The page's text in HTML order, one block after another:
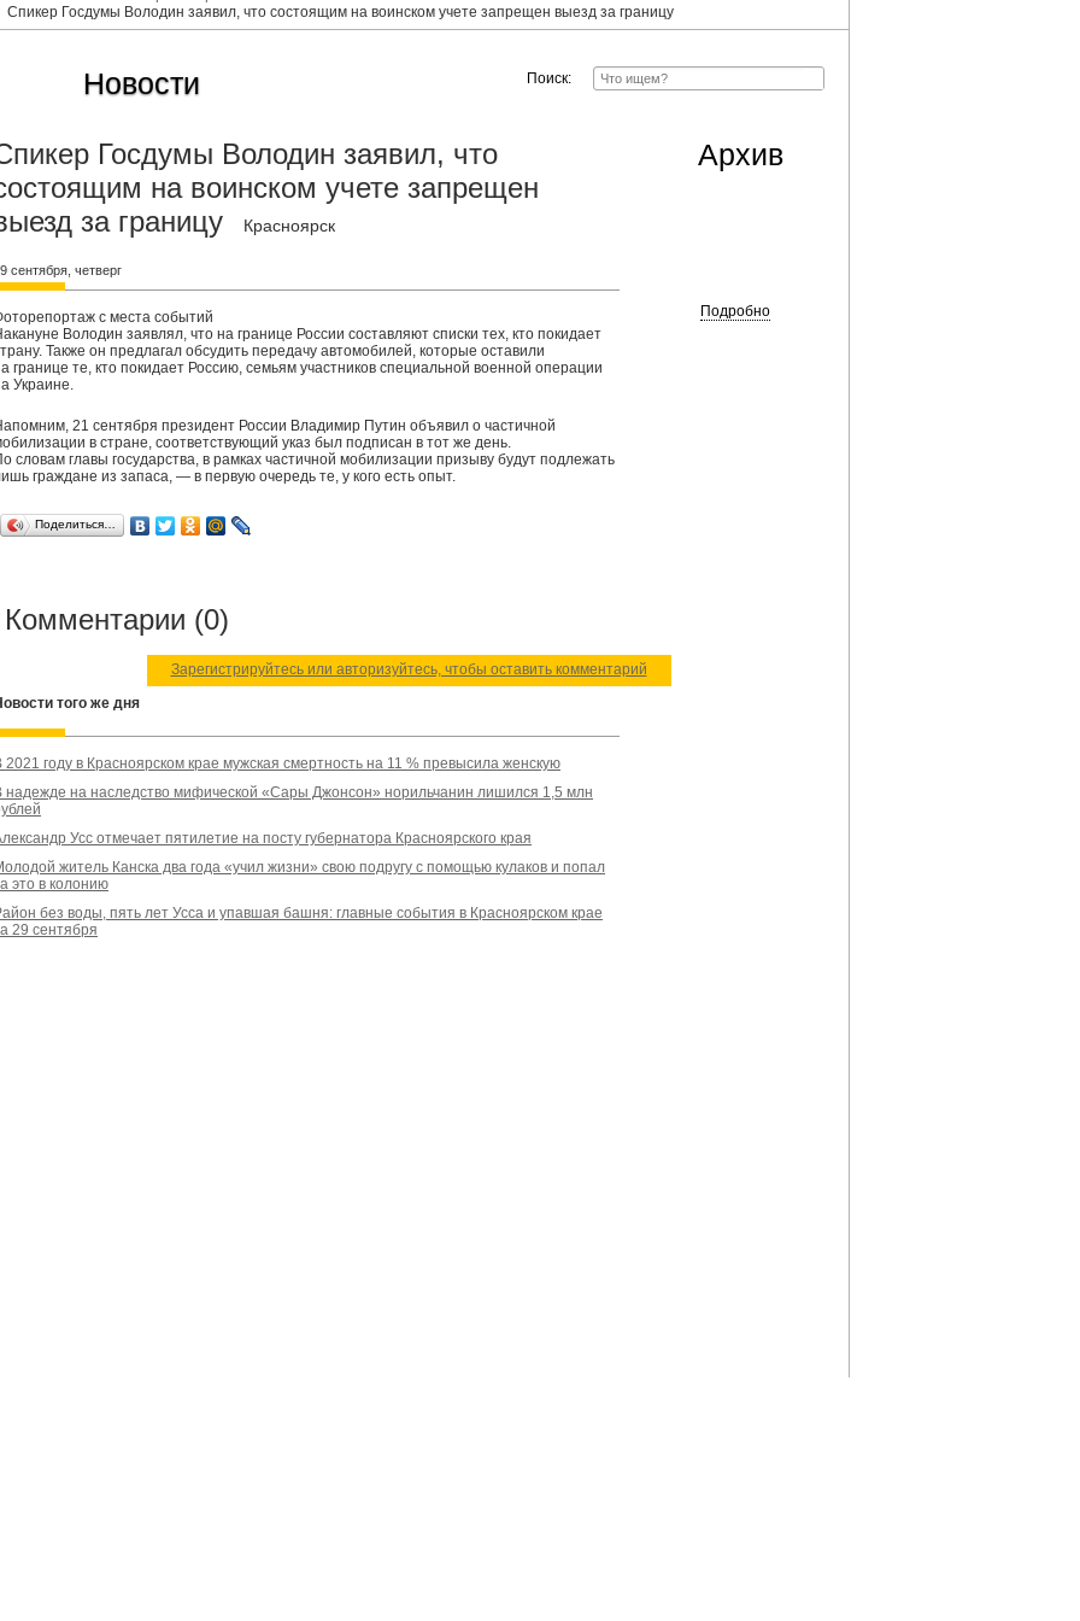
Спикер Госдумы Володин заявил, что состоящим на воинском учете запрещен выезд за границу
Новости Поиск:
Госдумы Володин заявил, что
на воинском учете запрещен
за границу
Красноярск
сентября, четверг
с места событий
Володин заявлял, что на границе России составляют списки тех, кто покидает
Также он предлагал обсудить передачу автомобилей, которые оставили
границе те, кто покидает Россию, семьям участников специальной военной операции
Украине.
21 сентября президент России Владимир Путин объявил о частичной
в стране, соответствующий указ был подписан в тот же день.
словам главы государства, в рамках частичной мобилизации призыву будут подлежать
граждане из запаса, — в первую очередь те, у кого есть опыт.
Поделиться…
Архив
Подробно
Комментарии (0)
Зарегистрируйтесь или авторизуйтесь, чтобы оставить комментарий
того же дня
2021 году в Красноярском крае мужская смертность на 11 % превысила женскую
надежде на наследство мифической «Сары Джонсон» норильчанин лишился 1,5 млн
Усс отмечает пятилетие на посту губернатора Красноярского края
житель Канска два года «учил жизни» свою подругу с помощью кулаков и попал
это в колонию
без воды, пять лет Усса и упавшая башня: главные события в Красноярском крае
29 сентября